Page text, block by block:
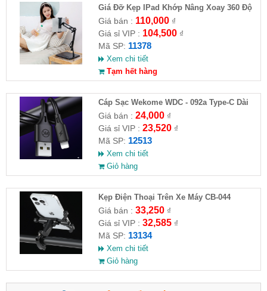
Giá Đỡ Kẹp IPad Khớp Nâng Xoay 360 Độ
Đa Năng( HĐ )
Giá bán : 110,000₫
Giá sỉ VIP : 104,500₫
Mã SP: 11378
Xem chi tiết
Tạm hết hàng
Cáp Sạc Wekome WDC - 092a Type-C Dài
3M
Giá bán : 24,000₫
Giá sỉ VIP : 23,520₫
Mã SP: 12513
Xem chi tiết
Giỏ hàng
Kẹp Điện Thoại Trên Xe Máy CB-044
Giá bán : 33,250₫
Giá sỉ VIP : 32,585₫
Mã SP: 13134
Xem chi tiết
Giỏ hàng